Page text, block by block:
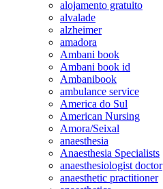
alojamento gratuito
alvalade
alzheimer
amadora
Ambani book
Ambani book id
Ambanibook
ambulance service
America do Sul
American Nursing
Amora/Seixal
anaesthesia
Anaesthesia Specialists
anaesthesiologist doctor
anaesthetic practitioner